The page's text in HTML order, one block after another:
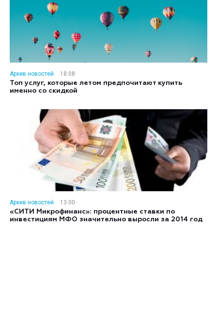
Архив новостей
18:08
Топ услуг, которые летом предпочитают купить
именно со скидкой
Архив новостей
13:00
«СИТИ Микрофинанс»: процентные ставки по
инвестициям МФО значительно выросли за 2014 год